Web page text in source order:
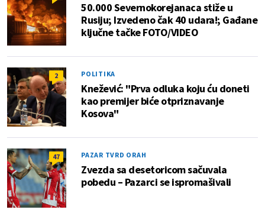
50.000 Severnokorejanaca stiže u
Rusiju; Izvedeno čak 40 udara!; Gađane
ključne tačke FOTO/VIDEO
2 POLITIKA
Knežević: "Prva odluka koju ću doneti
kao premijer biće otpriznavanje
Kosova"
47 PAZAR TVRD ORAH
Zvezda sa desetoricom sačuvala
pobedu – Pazarci se ispromašivali